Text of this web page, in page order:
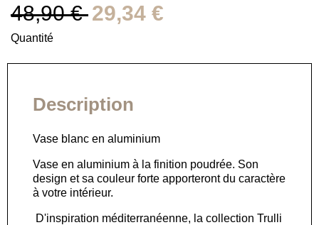
48,90 €29,34 €
Quantité
Description
Vase blanc en aluminium
Vase en aluminium à la finition poudrée. Son
design et sa couleur forte apporteront du caractère
à votre intérieur.
D'inspiration méditerranéenne, la collection Trulli